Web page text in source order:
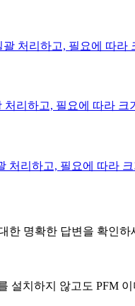
처리하고, 필요에 따라
리하고, 필요에 따라
처리하고, 필요에 따라
한 명확한 답변을 확인하
설치하지 않고도 PFM